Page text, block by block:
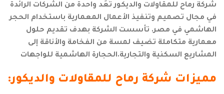
شركة رماح للمقاولات والديكور تُعَد واحدة من الشركات الرائدة
في مجال تصميم وتنفيذ الأعمال المعمارية باستخدام الحجر
الهاشمي في مصر. تأسست الشركة بهدف تقديم حلول
معمارية متكاملة تضيف لمسة من الفخامة والأناقة إلى
المشاريع السكنية والتجارية.الحجارة الهاشمية للواجهات
مميزات شركة رماح للمقاولات والديكور: